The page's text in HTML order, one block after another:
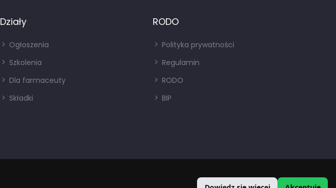
Działy
Ogłoszenia
Szkolenia
Dla farmaceuty
Składki
RODO
Polityka prywatności
Regulamin
RODO
BIP